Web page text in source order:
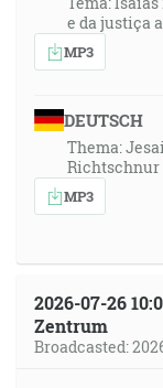
e da justiça
MP3
DEUTSCH
Thema:
Richtschnur
MP3
2026-07-26
Zentrum
Broadcasted: